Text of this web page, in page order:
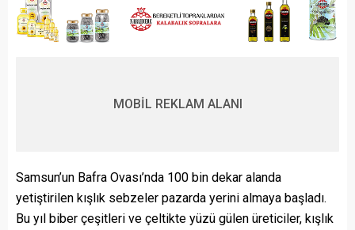
MOBİL REKLAM ALANI
Samsun’un Bafra Ovası’nda 100 bin dekar alanda
yetiştirilen kışlık sebzeler pazarda yerini almaya başladı.
Bu yıl biber çeşitleri ve çeltikte yüzü gülen üreticiler, kışlık